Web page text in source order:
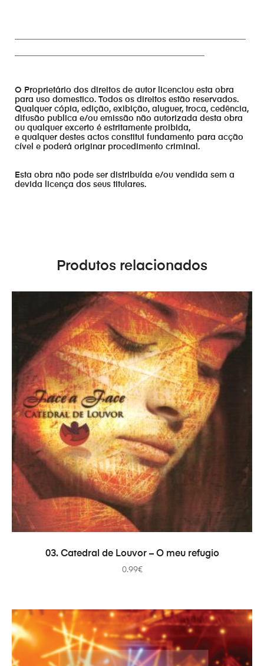
O Proprietário dos direitos de autor licenciou esta obra
para uso domestico. Todos os direitos estão reservados.
Qualquer cópia, edição, exibição, aluguer, troca, cedência,
difusão publica e/ou emissão não autorizada desta obra
ou qualquer excerto é estritamente proibida,
e qualquer destes actos constitui fundamento para acção
cível e poderá originar procedimento criminal.
Esta obra não pode ser distribuída e/ou vendida sem a
devida licença dos seus titulares.
Produtos relacionados
COMPRAR
03. Catedral de Louvor – O meu refugio
0.99€